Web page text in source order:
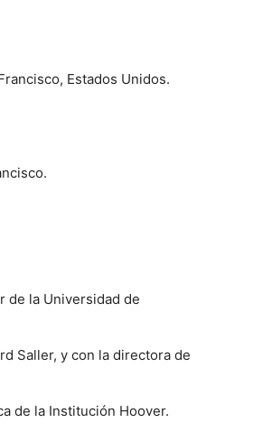
Estados Unidos.
de la Universidad de
Saller, y con la directora de
de la Institución Hoover.